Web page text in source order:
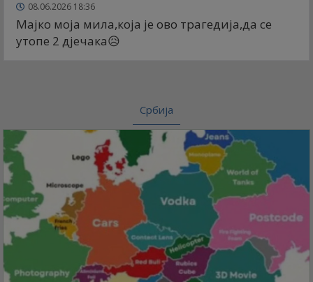
08.06.2026 18:36
Мајко моја мила,која је ово трагедија,да се
утопе 2 дјечака😥
Србија